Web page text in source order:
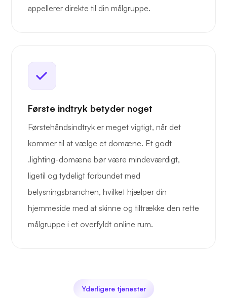
appellerer direkte til din målgruppe.
Første indtryk betyder noget
Førstehåndsindtryk er meget vigtigt, når det
kommer til at vælge et domæne. Et godt
.lighting-domæne bør være mindeværdigt,
ligetil og tydeligt forbundet med
belysningsbranchen, hvilket hjælper din
hjemmeside med at skinne og tiltrække den rette
målgruppe i et overfyldt online rum.
Yderligere tjenester